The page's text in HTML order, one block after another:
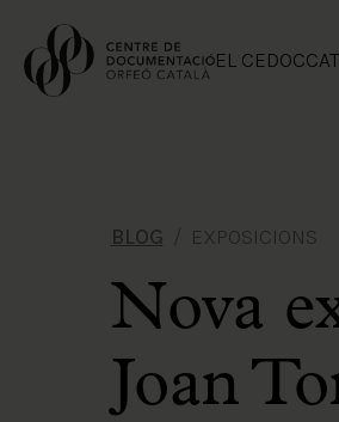
EL CEDOC
BLOG EXPOSICIONS
Nova
Joan